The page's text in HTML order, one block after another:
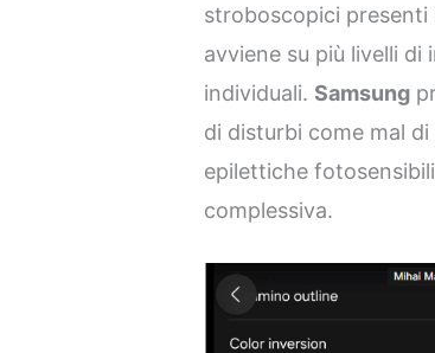
stroboscopici presenti
avviene su più livelli
individuali. Samsung
di disturbi come mal
epilettiche
complessiva.